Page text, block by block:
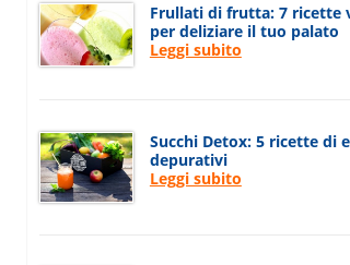
Frullati di frutta: 7 ricette
per deliziare il tuo palato
Leggi subito
Succhi Detox: 5 ricette di
depurativi
Leggi subito